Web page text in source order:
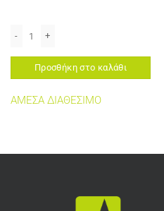
Προσθήκη στο καλάθι
ΑΜΕΣΑ ΔΙΑΘΕΣΙΜΟ